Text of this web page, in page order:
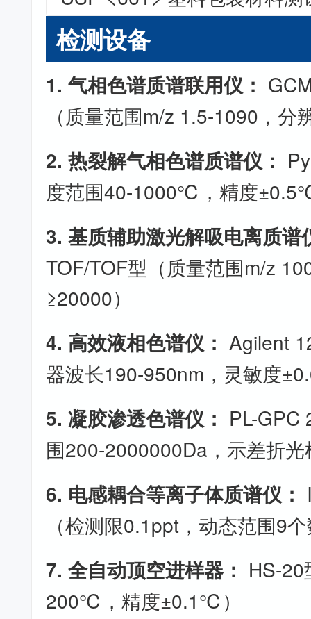
检测设备
1. 气相色谱质谱联用仪：
（质量范围m/z 1.5-1090，分
2. 热裂解气相色谱质谱仪：
度范围40-1000℃，精度
3. 基质辅助激光解吸电离质谱
TOF/TOF型（质量范围m/z
≥20000）
4. 高效液相色谱仪： Agilent
器波长190-950nm，灵敏度
5. 凝胶渗透色谱仪： PL-GPC
围200-2000000Da，示差折
6. 电感耦合等离子体质谱仪：
（检测限0.1ppt，动态范围9
7. 全自动顶空进样器： HS-
200℃，精度±0.1℃）